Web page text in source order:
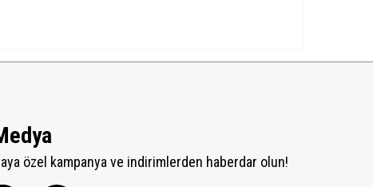
özel kampanya ve indirimlerden haberdar olun!